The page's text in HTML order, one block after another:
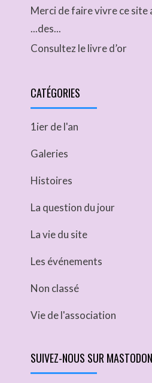
Merci de faire vivre ce site
...des...
Consultez le livre d’or
CATÉGORIES
1ier de l'an
Galeries
Histoires
La question du jour
La vie du site
Les événements
Non classé
Vie de l'association
SUIVEZ-NOUS SUR MASTODON